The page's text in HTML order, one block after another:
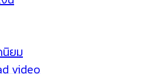
ยม
video